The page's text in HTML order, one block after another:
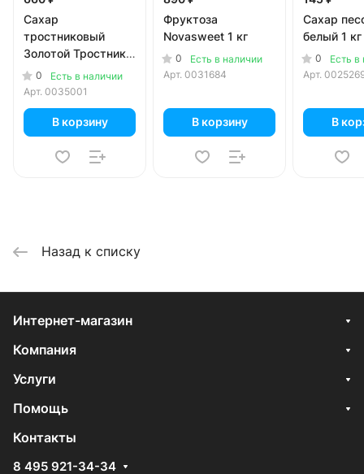
Сахар
тростниковый
Золотой Тростник
нерафинированный
900 гр
0
Есть в наличии
Арт. 0035001
В корзину
Фруктоза
Novasweet 1 кг
0
Есть в наличии
Арт. 0031684
В корзину
Сахар
белый 1 кг
0
Есть в
Арт.
В
Назад к списку
Интернет-магазин
Компания
Услуги
Помощь
Контакты
8 495 921-34-34